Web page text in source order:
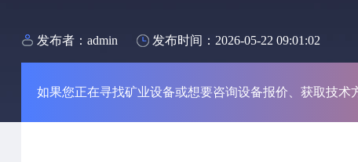
发布者：admin 发布时间：2026-05-22 09:01:02
如果您正在寻找矿业设备或想要咨询设备报价、获取技